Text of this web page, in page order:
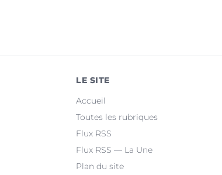
LE SITE
Accueil
Toutes les rubriques
Flux RSS
Flux RSS — La Une
Plan du site